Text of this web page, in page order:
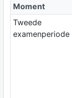
Moment
Tweede
examenperiode